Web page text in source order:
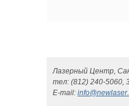
Лазерный Центр,
тел: (812) 240-5060,
E-mail: